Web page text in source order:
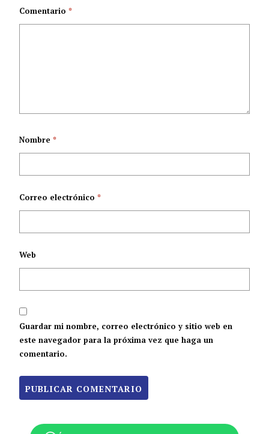
prácticas cosméticas de herradura
Comentario*
Nombre*
Correo electrónico*
Web
Guardar mi nombre, correo electrónico y sitio web en
este navegador para la próxima vez que haga un
comentario.